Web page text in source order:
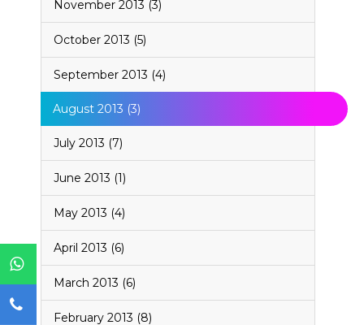
November 2013 (3)
October 2013 (5)
September 2013 (4)
August 2013 (3)
July 2013 (7)
June 2013 (1)
May 2013 (4)
April 2013 (6)
March 2013 (6)
February 2013 (8)